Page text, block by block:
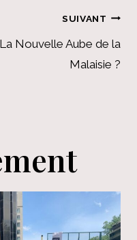
SUIVANT
La Nouvelle Aube de la
Malaisie ?